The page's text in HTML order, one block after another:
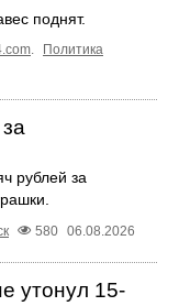
поднят.
.
Политика
рублей за
580 06.08.2026
утонул 15-